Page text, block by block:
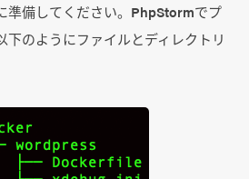
準備してください。PhpStormでプ
下のようにファイルとディレクトリ